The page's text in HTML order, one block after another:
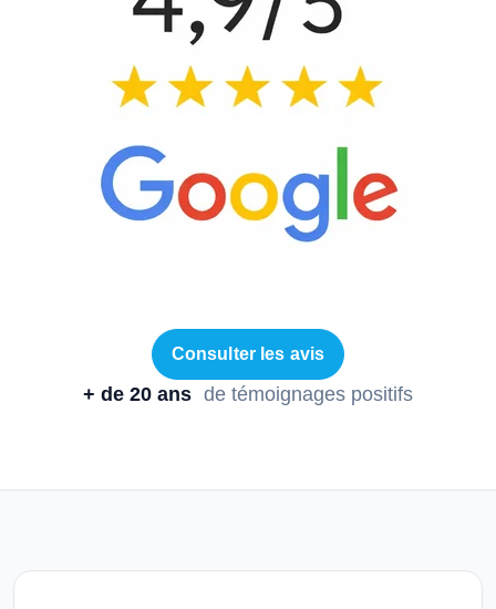
Consulter les avis
+ de 20 ans de témoignages positifs